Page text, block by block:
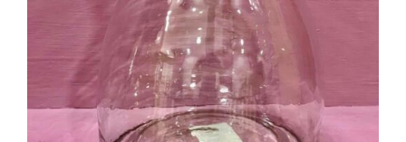
AÑADIR AL CARRITO
DETALLES